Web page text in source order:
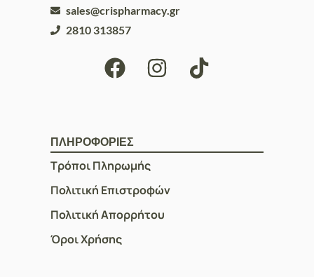
sales@crispharmacy.gr
2810 313857
ΠΛΗΡΟΦΟΡΙΕΣ
Τρόποι Πληρωμής
Πολιτική Επιστροφών
Πολιτική Απορρήτου
Όροι Χρήσης